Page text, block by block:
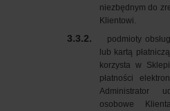
niezbędnym do
Klientowi.
3.3.2.
podmioty
lub kartą
korzysta w
płatności
Administrator
osobowe